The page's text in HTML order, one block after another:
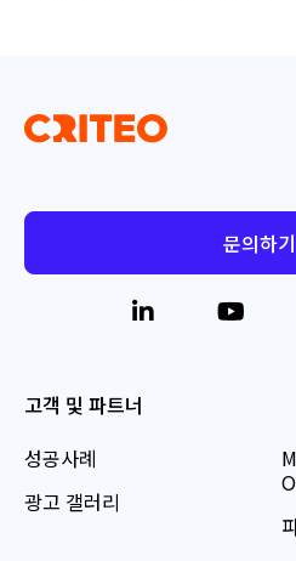
문의하기
고객 및 파트너
성공사례
광고 갤러리